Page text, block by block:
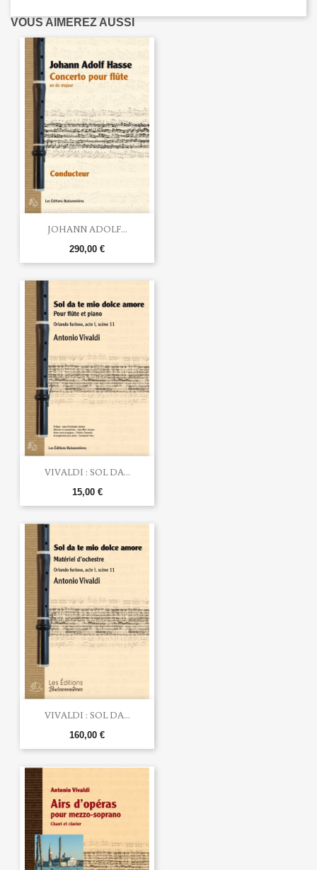
VOUS AIMEREZ AUSSI
JOHANN ADOLF...
290,00 €
VIVALDI : SOL DA...
15,00 €
VIVALDI : SOL DA...
160,00 €